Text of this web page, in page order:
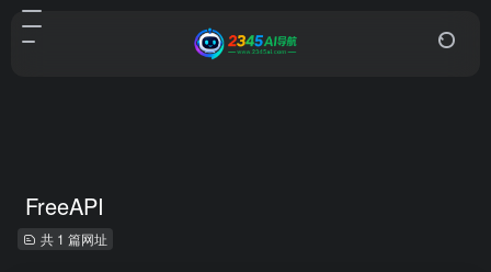
FreeAPI
共 1 篇网址